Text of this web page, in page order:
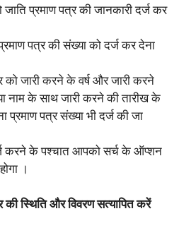
प्रमाण पत्र की जानकारी दर्ज कर
पत्र की संख्या को दर्ज कर देना
को जारी करने के वर्ष और जारी करने
नाम के साथ जारी करने की तारीख के
प्रमाण पत्र संख्या भी दर्ज की जा
करने के पश्चात आपको सर्च के ऑप्शन
।
स्थिति और विवरण सत्यापित करें